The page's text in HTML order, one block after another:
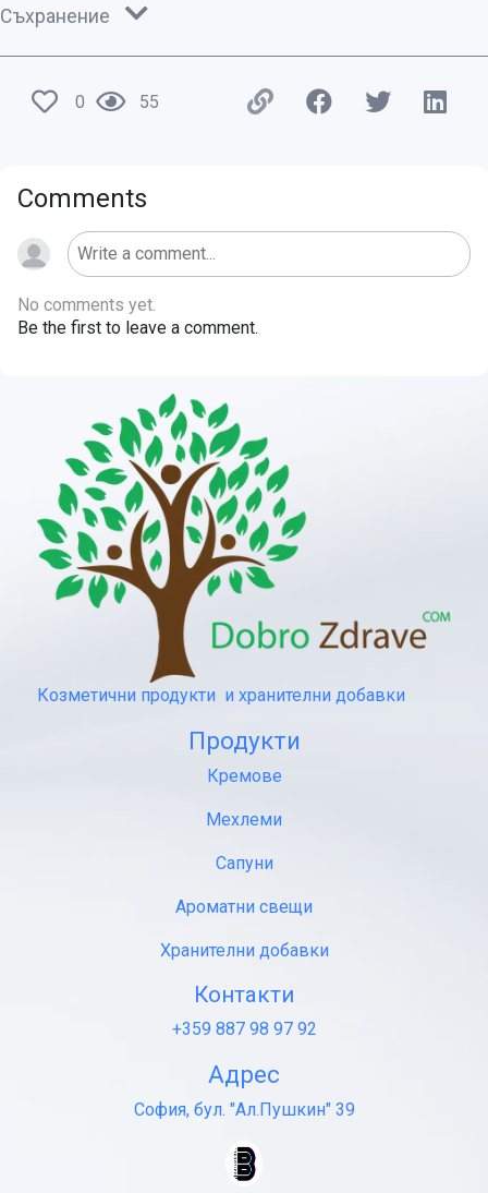
Съхранение
0 55
Comments
No comments yet.
Be the first to leave a comment.
Козметични продукти и хранителни добавки
Продукти
Кремове
Мехлеми
Сапуни
Ароматни свещи
Хранителни добавки
Контакти
+359 887 98 97 92
Адрес
София, бул. "Ал.Пушкин" 39